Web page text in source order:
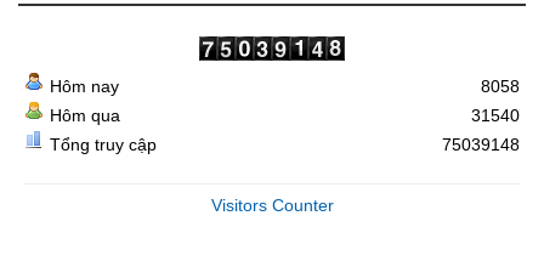
Hôm nay
Hôm qua
Tổng truy cập
8058
31540
75039148
Visitors Counter